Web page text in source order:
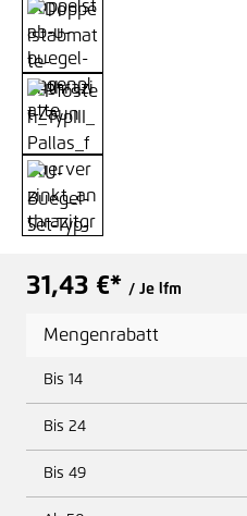
31,43 €* / Je lfm
Mengenrabatt
Bis 14
Bis 24
Bis 49